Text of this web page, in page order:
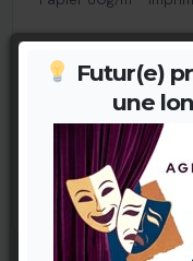
11,90 €
Futur(e)
une